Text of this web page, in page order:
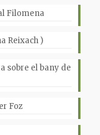
Filomena
Reixach )
sobre el bany de
Foz